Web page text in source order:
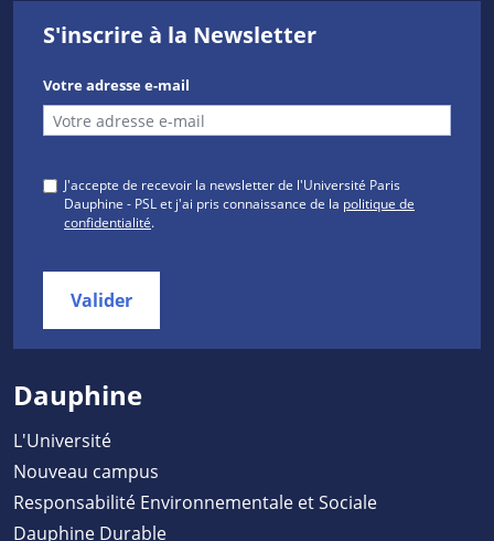
S'inscrire à la Newsletter
Votre adresse e-mail
J'accepte de recevoir la newsletter de l'Université Paris
Dauphine - PSL et j'ai pris connaissance de la politique de
confidentialité.
Valider
Dauphine
L'Université
Nouveau campus
Responsabilité Environnementale et Sociale
Dauphine Durable